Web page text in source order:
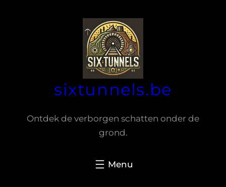
sixtunnels.be
Ontdek de verborgen schatten onder de
grond.